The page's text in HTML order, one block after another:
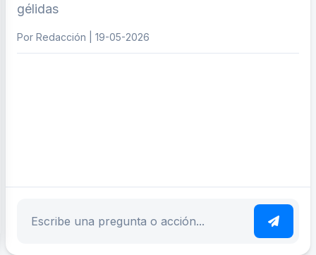
gélidas
Por Redacción | 19-05-2026
Escribe tu pregunta